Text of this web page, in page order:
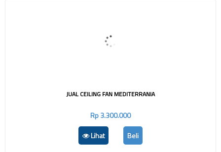
JUAL CEILING FAN MEDITERRANIA
Rp 3.300.000
Lihat
Beli